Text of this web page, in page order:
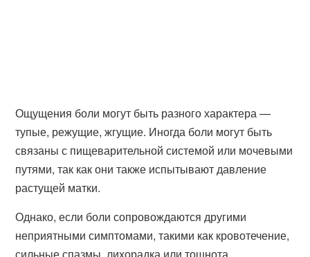
Ощущения боли могут быть разного характера —
тупые, режущие, жгущие. Иногда боли могут быть
связаны с пищеварительной системой или мочевыми
путями, так как они также испытывают давление
растущей матки.
Однако, если боли сопровождаются другими
неприятными симптомами, такими как кровотечение,